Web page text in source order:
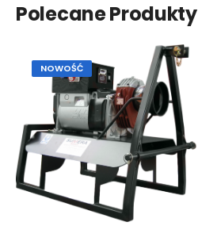
Polecane Produkty
NOWOŚĆ